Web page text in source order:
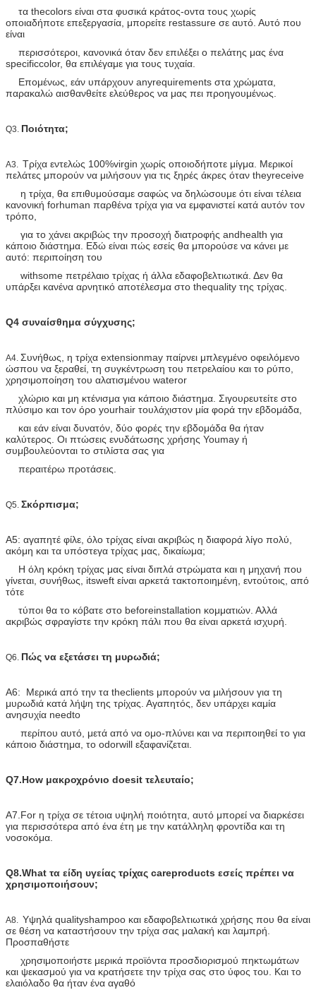
τα thecolors είναι στα φυσικά κράτος-οντα τους χωρίς
οποιαδήποτε επεξεργασία, μπορείτε restassure σε αυτό. Αυτό που
είναι
περισσότεροι, κανονικά όταν δεν επιλέξει ο πελάτης μας ένα
specificcolor, θα επιλέγαμε για τους τυχαία.
Επομένως, εάν υπάρχουν anyrequirements στα χρώματα,
παρακαλώ αισθανθείτε ελεύθερος να μας πει προηγουμένως.
Q3. Ποιότητα;
A3. Τρίχα εντελώς 100%virgin χωρίς οποιοδήποτε μίγμα. Μερικοί
πελάτες μπορούν να μιλήσουν για τις ξηρές άκρες όταν theyreceive
η τρίχα, θα επιθυμούσαμε σαφώς να δηλώσουμε ότι είναι τέλεια
κανονική forhuman παρθένα τρίχα για να εμφανιστεί κατά αυτόν τον
τρόπο,
για το χάνει ακριβώς την προσοχή διατροφής andhealth για
κάποιο διάστημα. Εδώ είναι πώς εσείς θα μπορούσε να κάνει με
αυτό: περιποίηση του
withsome πετρέλαιο τρίχας ή άλλα εδαφοβελτιωτικά. Δεν θα
υπάρξει κανένα αρνητικό αποτέλεσμα στο thequality της τρίχας.
Q4 συναίσθημα σύγχυσης;
A4. Συνήθως, η τρίχα extensionmay παίρνει μπλεγμένο οφειλόμενο
ώσπου να ξεραθεί, τη συγκέντρωση του πετρελαίου και το ρύπο,
χρησιμοποίηση του αλατισμένου wateror
χλώριο και μη κτένισμα για κάποιο διάστημα. Σιγουρευτείτε στο
πλύσιμο και τον όρο yourhair τουλάχιστον μία φορά την εβδομάδα,
και εάν είναι δυνατόν, δύο φορές την εβδομάδα θα ήταν
καλύτερος. Οι πτώσεις ενυδάτωσης χρήσης Youmay ή
συμβουλεύονται το στιλίστα σας για
περαιτέρω προτάσεις.
Q5. Σκόρπισμα;
A5: αγαπητέ φίλε, όλο τρίχας είναι ακριβώς η διαφορά λίγο πολύ,
ακόμη και τα υπόστεγα τρίχας μας, δικαίωμα;
Η όλη κρόκη τρίχας μας είναι διπλά στρώματα και η μηχανή που
γίνεται, συνήθως, itsweft είναι αρκετά τακτοποιημένη, εντούτοις, από
τότε
τύποι θα το κόβατε στο beforeinstallation κομματιών. Αλλά
ακριβώς σφραγίστε την κρόκη πάλι που θα είναι αρκετά ισχυρή.
Q6. Πώς να εξετάσει τη μυρωδιά;
A6: Μερικά από την τα theclients μπορούν να μιλήσουν για τη
μυρωδιά κατά λήψη της τρίχας. Αγαπητός, δεν υπάρχει καμία
ανησυχία needto
περίπου αυτό, μετά από να ομο-πλύνει και να περιποιηθεί το για
κάποιο διάστημα, το odorwill εξαφανίζεται.
Q7.How μακροχρόνιο doesit τελευταίο;
A7.For η τρίχα σε τέτοια υψηλή ποιότητα, αυτό μπορεί να διαρκέσει
για περισσότερα από ένα έτη με την κατάλληλη φροντίδα και τη
νοσοκόμα.
Q8.What τα είδη υγείας τρίχας careproducts εσείς πρέπει να
χρησιμοποιήσουν;
A8. Υψηλά qualityshampoo και εδαφοβελτιωτικά χρήσης που θα είναι
σε θέση να καταστήσουν την τρίχα σας μαλακή και λαμπρή.
Προσπαθήστε
χρησιμοποιήστε μερικά προϊόντα προσδιορισμού πηκτωμάτων
και ψεκασμού για να κρατήσετε την τρίχα σας στο ύφος του. Και το
ελαιόλαδο θα ήταν ένα αγαθό